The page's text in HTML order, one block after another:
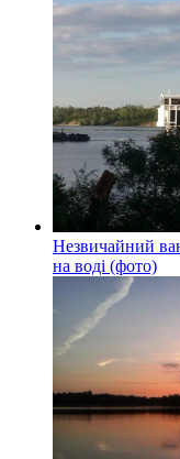
Незвичайний
на воді (фото)